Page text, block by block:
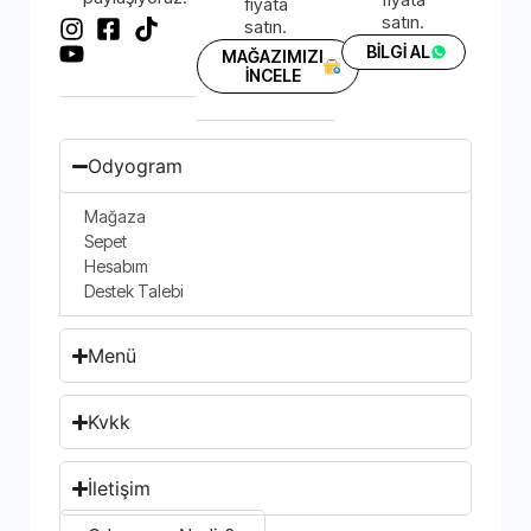
satın.
MAĞAZIMIZI
İNCELE
satın.
BİLGİ AL
Odyogram
Mağaza
Sepet
Hesabım
Destek Talebi
Menü
Kvkk
İletişim